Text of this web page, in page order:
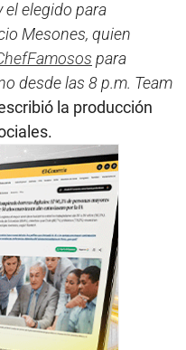
el elegido para
Mesones, quien
para
desde las 8 p.m. Team
la producción